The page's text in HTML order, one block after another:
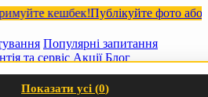
кешбек!Публікуйте фото або
Популярні запитання
та сервіс Акції Блог
Показати усі (0)